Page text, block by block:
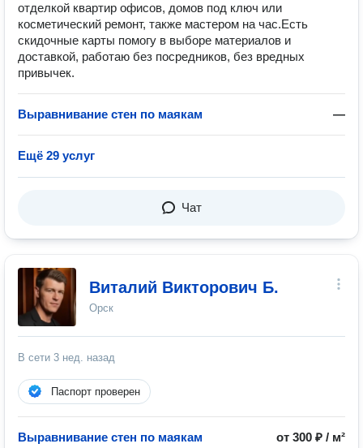
отделкой квартир офисов, домов под ключ или
косметический ремонт, также мастером на час.Есть
скидочные карты помогу в выборе материалов и
доставкой, работаю без посредников, без вредных
привычек.
Выравнивание стен по маякам —
Ещё 29 услуг
Чат
Виталий Викторович Б.
Орск
В сети 3 нед. назад
Паспорт проверен
Выравнивание стен по маякам от 300 ₽ / м²